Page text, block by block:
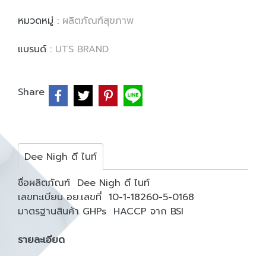
หมวดหมู่ : ผลิตภัณฑ์สุขภาพ
แบรนด์ : UTS BRAND
Share
Dee Nigh ดี ไนท์
ชื่อผลิตภัณฑ์ Dee Nigh ดี ไนท์
เลขทะเบียน อย.เลขที่ 10-1-18260-5-0168
มาตรฐานสินค้า GHPs HACCP จาก BSI
รายละเอียด